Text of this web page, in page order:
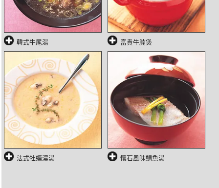
韓式牛尾湯 富貴牛腩煲
法式牡蠣濃湯 懷石風味鯛魚湯